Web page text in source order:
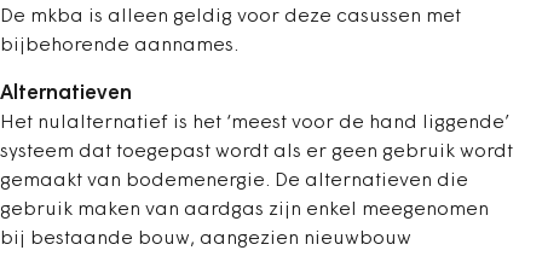
De mkba is alleen geldig voor deze casussen met
bijbehorende aannames.
Alternatieven
Het nulalternatief is het ‘meest voor de hand liggende’
systeem dat toegepast wordt als er geen gebruik wordt
gemaakt van bodemenergie. De alternatieven die
gebruik maken van aardgas zijn enkel meegenomen
bij bestaande bouw, aangezien nieuwbouw